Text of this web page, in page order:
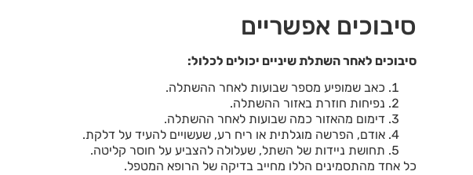
סיבוכים אפשריים
סיבוכים לאחר השתלת שיניים יכולים לכלול:
כאב שמופיע מספר שבועות לאחר ההשתלה.
נפיחות חוזרת באזור ההשתלה.
דימום מהאזור כמה שבועות לאחר ההשתלה.
אודם, הפרשה מוגלתית או ריח רע, שעשויים להעיד על דלקת.
תחושת ניידות של השתל, שעלולה להצביע על חוסר קליטה.
כל אחד מהתסמינים הללו מחייב בדיקה של הרופא המטפל.